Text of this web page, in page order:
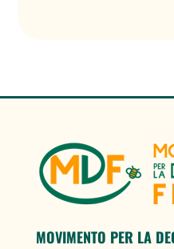
MOVIMENTO PER LA